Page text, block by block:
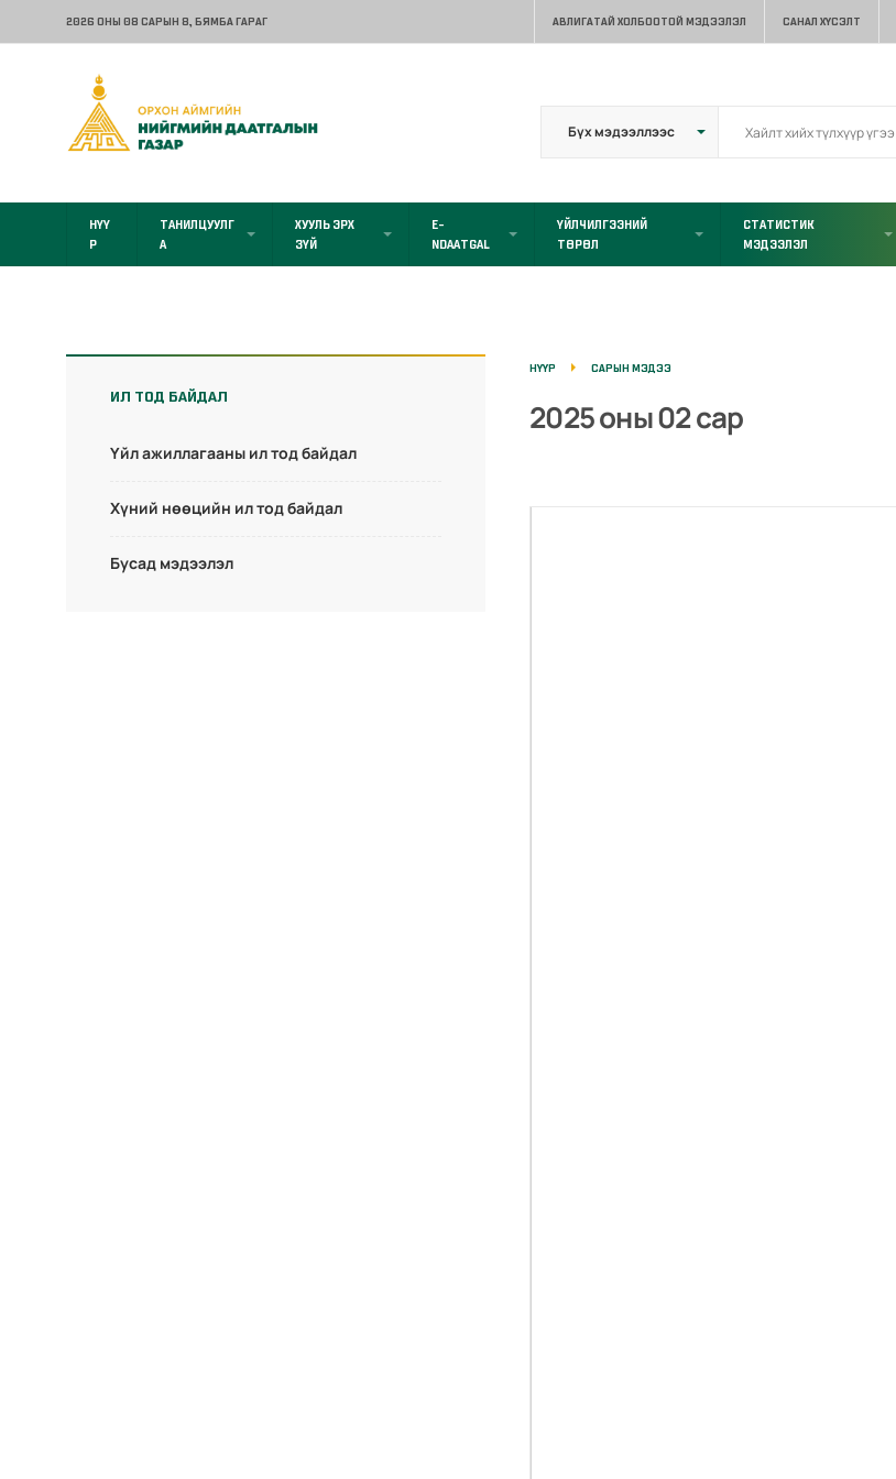
2026 ОНЫ 08 САРЫН 8, БЯМБА ГАРАГ АВЛИГАТАЙ ХОЛБООТОЙ МЭДЭЭЛЭЛ САНАЛ ХҮСЭЛТ
НҮҮ
Р
ТАНИЛЦУУЛГ
А
ХУУЛЬ ЭРХ
ЗҮЙ
E-
NDAATGAL
ҮЙЛЧИЛГЭЭНИЙ
ТӨРӨЛ
СТАТИСТИК
МЭДЭЭЛЭЛ
ИЛ ТОД БАЙДАЛ
Үйл ажиллагааны ил тод байдал
Хүний нөөцийн ил тод байдал
Бусад мэдээлэл
НҮҮР САРЫН МЭДЭЭ
2025 оны 02 сар